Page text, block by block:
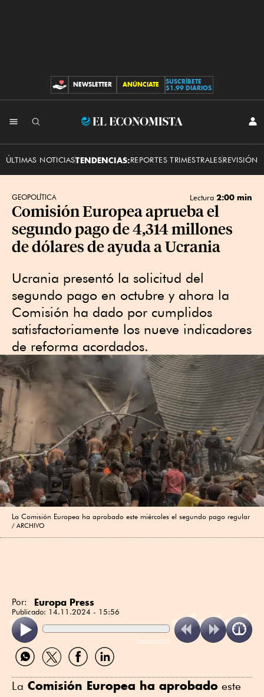
CONTRIBUCIONES
NEWSLETTER ANÚNCIATE
SUSCRÍBETE
$1.99 DIARIOS
El
ÚLTIMAS NOTICIASTENDENCIAS:REPORTES TRIMESTRALESREVISIÓN
GEOPOLÍTICA Lectura 2:00 min
Comisión Europea aprueba el
segundo pago de 4,314 millones
de dólares de ayuda a Ucrania
Ucrania presentó la solicitud del
segundo pago en octubre y ahora la
Comisión ha dado por cumplidos
satisfactoriamente los nueve indicadores
de reforma acordados.
La Comisión Europea ha aprobado este miércoles el segundo pago regular
ARCHIVO
Por: Europa Press
Publicado: 14.11.2024 - 15:56
ReadSpeaker
Compartir
por
Compartir
por
Compartir
por
Compartir
por
La Comisión Europea ha aprobado este